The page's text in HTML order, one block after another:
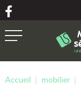
Aller au texte
Aller au menu
Accueil mobilier